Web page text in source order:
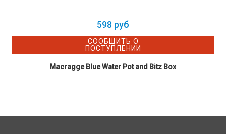
598 руб
СООБЩИТЬ О
ПОСТУПЛЕНИИ
Macragge Blue Water Pot and Bitz Box